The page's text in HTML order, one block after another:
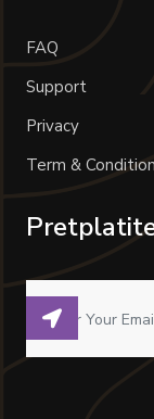
FAQ
Support
Privacy
Term &